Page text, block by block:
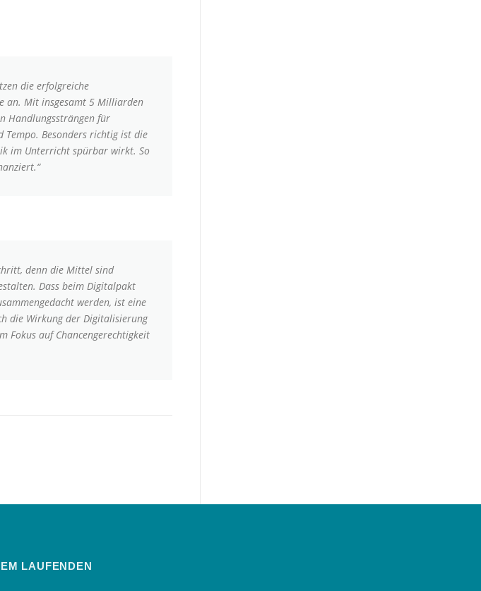
die erfolgreiche
an. Mit insgesamt 5 Milliarden
Handlungssträngen für
Besonders richtig ist die
im Unterricht spürbar wirkt. So
denn die Mittel sind
Dass beim Digitalpakt
werden, ist eine
die Wirkung der Digitalisierung
Fokus auf Chancengerechtigkeit
LAUFENDEN